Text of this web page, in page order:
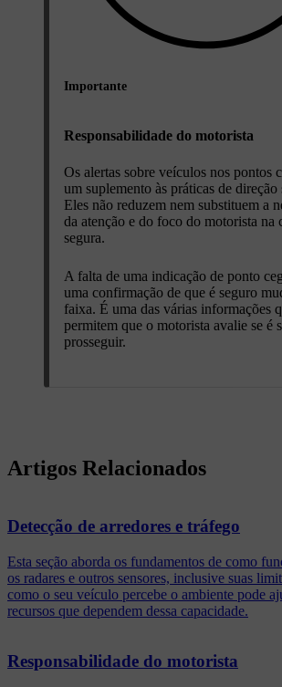
Importante
Responsabilidade do motorista
Os alertas sobre veículos nos pontos
um suplemento às práticas de direção
Eles não reduzem nem substituem a
da atenção e do foco do motorista na
segura.
A falta de uma indicação de ponto
uma confirmação de que é seguro
faixa. É uma das várias informações
permitem que o motorista avalie se é
prosseguir.
Artigos Relacionados
Detecção de arredores e tráfego
Esta seção aborda os fundamentos de como
os radares e outros sensores, inclusive suas
como o seu veículo percebe o ambiente pode
recursos que dependem dessa capacidade.
Responsabilidade do motorista